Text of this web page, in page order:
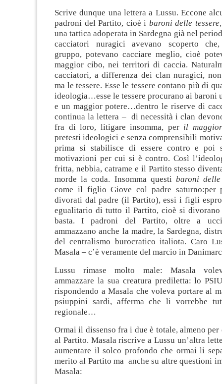
Scrive dunque una lettera a Lussu. Eccone
padroni del Partito, cioè i baroni delle
una tattica adoperata in Sardegna già nel
cacciatori nuragici avevano scoperto
gruppo, potevano cacciare meglio, cioè
maggior cibo, nei territori di caccia.
cacciatori, a differenza dei clan nuragici,
ma le tessere. Esse le tessere contano più di
ideologia…esse le tessere procurano ai baroni
e un maggior potere…dentro le riserve di
continua la lettera – di necessità i clan
fra di loro, litigare insomma, per il
pretesti ideologici e senza comprensibili
prima si stabilisce di essere contro e poi
motivazioni per cui si è contro. Così
fritta, nebbia, catrame e il Partito stesso
morde la coda. Insomma questibaroni
come il figlio Giove col padre saturno:per
divorati dal padre (il Partito), essi i figli
egualitario di tutto il Partito, cioè si
basta. I padroni del Partito, oltre a
ammazzano anche la madre, la Sardegna,
del centralismo burocratico italiota. Caro
Masala – c’è veramente del marcio in
Lussu rimase molto male: Masala
ammazzare la sua creatura prediletta: lo
rispondendo a Masala che voleva portare al
psiuppini sardi, afferma che li vorrebbe
regionale…
Ormai il dissenso fra i due è totale, almeno per
al Partito. Masala riscrive a Lussu un’altra
aumentare il solco profondo che ormai li
merito al Partito ma anche su altre questioni
Masala: